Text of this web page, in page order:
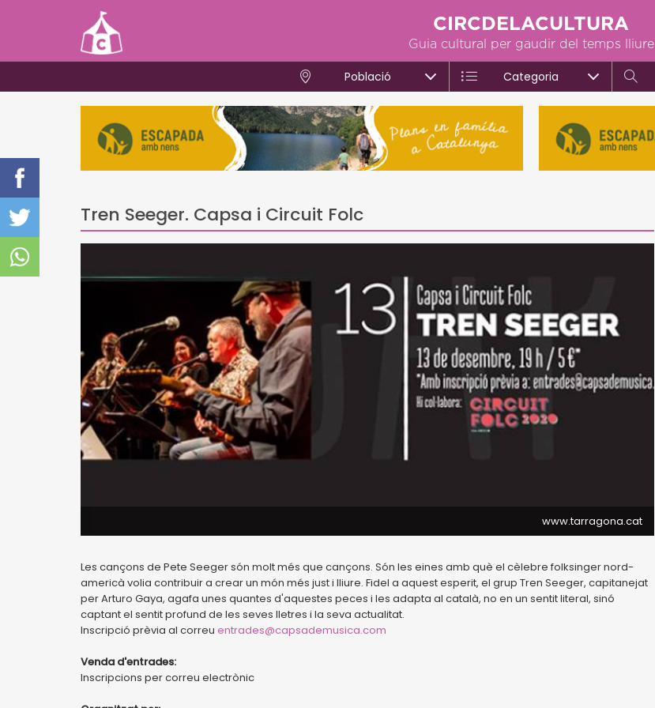
CIRCDELACULTURA
Guia cultural per gaudir del temps lliure
Població Categoria
Tren Seeger. Capsa i Circuit Folc
www.tarragona.cat
Les cançons de Pete Seeger són molt més que cançons. Són les eines amb què el cèlebre folksinger nord-
americà volia contribuir a crear un món més just i lliure. Fidel a aquest esperit, el grup Tren Seeger, capitanejat
per Arturo Gaya, agafa unes quantes d'aquestes peces i les adapta al català, no en un sentit literal, sinó
captant el sentit profund de les seves lletres i la seva actualitat.
Inscripció prèvia al correu entrades@capsademusica.com
Venda d'entrades:
Inscripcions per correu electrònic